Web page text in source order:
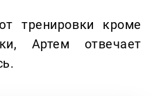
тренировки кроме
Артем отвечает